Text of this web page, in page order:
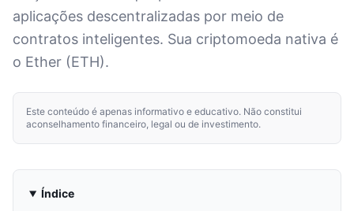
aplicações descentralizadas por meio de
contratos inteligentes. Sua criptomoeda nativa é
o Ether (ETH).
Este conteúdo é apenas informativo e educativo. Não constitui
aconselhamento financeiro, legal ou de investimento.
Índice